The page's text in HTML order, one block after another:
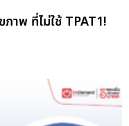
าพ ที่ไม่ใช้ TPAT1!